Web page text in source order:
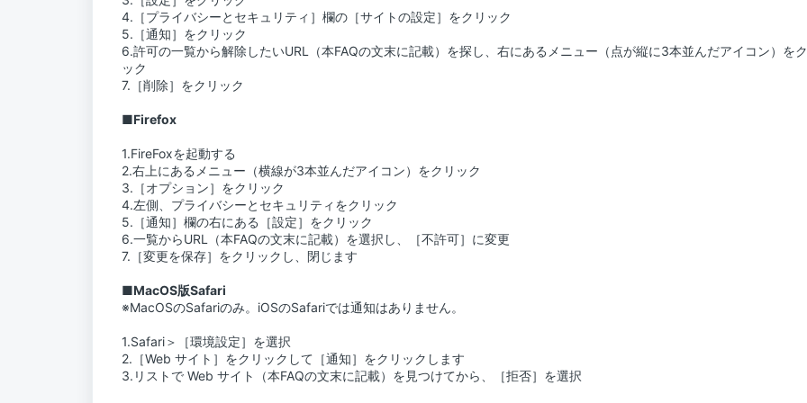
4.［プライバシーとセキュリティ］欄の［サイトの設定］をクリック
5.［通知］をクリック
6.許可の一覧から解除したいURL（本FAQの文末に記載）を探し、右にあるメニュー（点が縦に3本並んだアイコン）を
ック
7.［削除］をクリック
■Firefox
1.FireFoxを起動する
2.右上にあるメニュー（横線が3本並んだアイコン）をクリック
3.［オプション］をクリック
4.左側、プライバシーとセキュリティをクリック
5.［通知］欄の右にある［設定］をクリック
6.一覧からURL（本FAQの文末に記載）を選択し、［不許可］に変更
7.［変更を保存］をクリックし、閉じます
■MacOS版Safari
※MacOSのSafariのみ。iOSのSafariでは通知はありません。
1.Safari＞［環境設定］を選択
2.［Web サイト］をクリックして［通知］をクリックします
3.リストで Web サイト（本FAQの文末に記載）を見つけてから、［拒否］を選択